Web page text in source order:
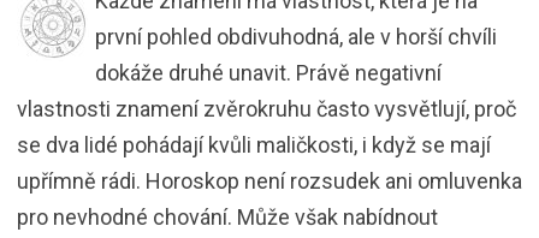
první pohled obdivuhodná, ale v horší chvíli
dokáže druhé unavit. Právě negativní
vlastnosti znamení zvěrokruhu často vysvětlují, proč
se dva lidé pohádají kvůli maličkosti, i když se mají
upřímně rádi. Horoskop není rozsudek ani omluvenka
pro nevhodné chování. Může však nabídnout